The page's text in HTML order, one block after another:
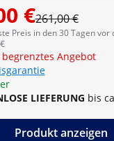
€261,00 €
Preis in den 30 Tagen vor
Angebot
LIEFERUNG bis
Produkt anzeigen